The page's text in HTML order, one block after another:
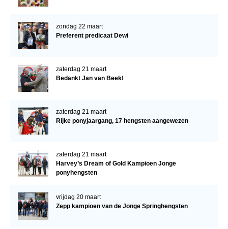
zondag 22 maart
Preferent predicaat Dewi
zaterdag 21 maart
Bedankt Jan van Beek!
zaterdag 21 maart
Rijke ponyjaargang, 17 hengsten aangewezen
zaterdag 21 maart
Harvey’s Dream of Gold Kampioen Jonge
ponyhengsten
vrijdag 20 maart
Zepp kampioen van de Jonge Springhengsten